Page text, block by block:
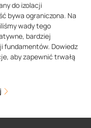
do izolacji
bywa ograniczona. Na
wady tego
bardziej
fundamentów. Dowiedz
aby zapewnić trwałą